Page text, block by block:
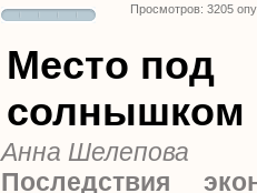
Просмотров: 3205
Место под
солнышком
Анна Шелепова
Последствия